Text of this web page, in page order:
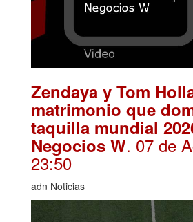
Zendaya y Tom
matrimonio que
taquilla mundial
Negocios W. 07 de
23:50
adn Noticias